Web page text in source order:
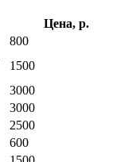
Цена, р.
800
1500
3000
3000
2500
600